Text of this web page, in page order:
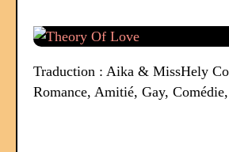
Traduction : Aika & MissHely
Romance, Amitié, Gay,